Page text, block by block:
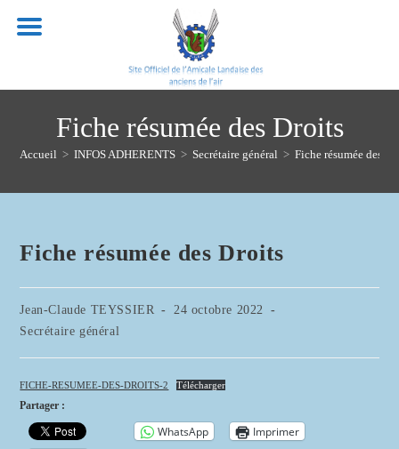
Fiche résumée des Droits
Accueil > INFOS ADHERENTS > Secrétaire général > Fiche résumée des
Fiche résumée des Droits
Auteur/autrice
de
publication :
Jean-Claude TEYSSIER
Publication
24 octobre 2022
Post
Secrétaire général
FICHE-RESUMEE-DES-DROITS-2 Télécharger
Partager :
WhatsApp
Imprimer